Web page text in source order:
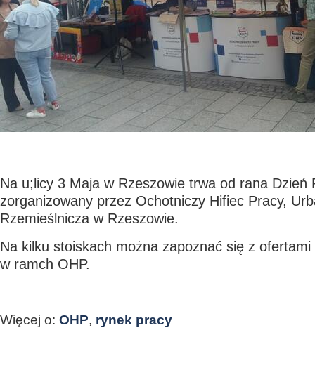
Na u;licy 3 Maja w Rzeszowie trwa od rana Dzień
zorganizowany przez Ochotniczy Hifiec Pracy,
Rzemieślnicza w Rzeszowie.
Na kilku stoiskach można zapoznać się z ofertami
w ramch OHP.
Więcej o: OHP, rynek pracy